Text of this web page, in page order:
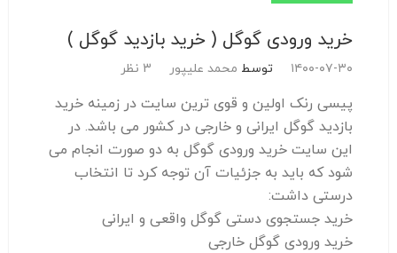
خرید ورودی گوگل ( خرید بازدید گوگل )
۱۴۰۰-۰۷-۳۰ توسط محمد علیپور 3 نظر
پیسی رنک اولین و قوی ترین سایت در زمینه خرید
بازدید گوگل ایرانی و خارجی در کشور می باشد. در
این سایت خرید ورودی گوگل به دو صورت انجام می
شود که باید به جزئیات آن توجه کرد تا انتخاب
درستی داشت:
خرید جستجوی دستی گوگل واقعی و ایرانی
خرید ورودی گوگل خارجی